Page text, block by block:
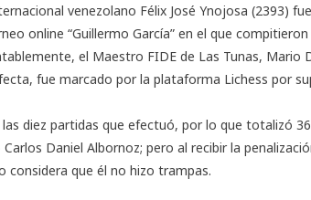
venezolano Félix José Ynojosa (2393)
online “Guillermo García” en el que
el Maestro FIDE de Las Tunas, Mario
fue marcado por la plataforma Lichess por
diez partidas que efectuó, por lo que totalizó
Daniel Albornoz; pero al recibir la
considera que él no hizo trampas.